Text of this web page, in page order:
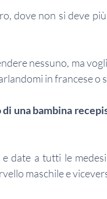
dove non si deve
nessuno, ma
in francese o
una bambina
date a tutti le
maschile e